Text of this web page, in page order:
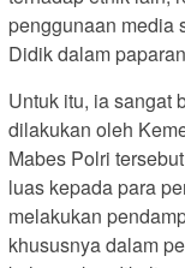
penggunaan media
Didik dalam
Untuk itu, ia sangat
dilakukan oleh
Mabes Polri
luas kepada para
melakukan
khususnya dalam